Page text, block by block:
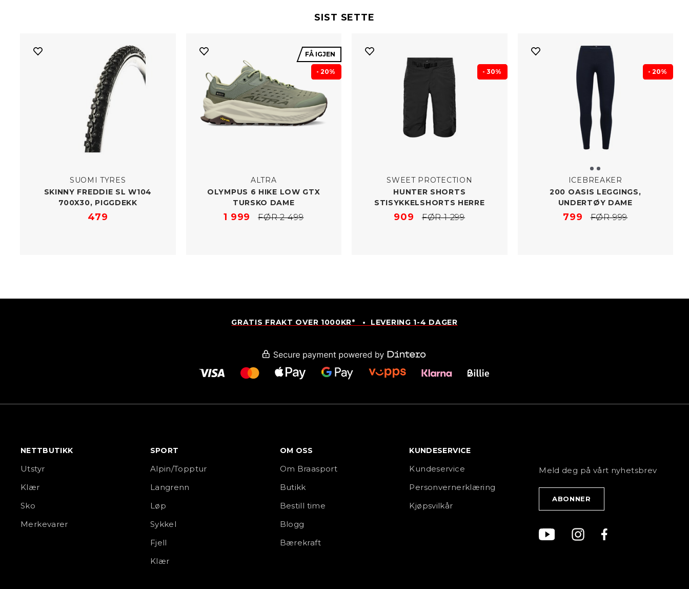
SIST SETTE
SUOMI TYRES
SKINNY FREDDIE SL W104
700X30, PIGGDEKK
479
FÅ IGJEN
- 20%
ALTRA
OLYMPUS 6 HIKE LOW GTX
TURSKO DAME
1 999 FØR 2 499
- 30%
SWEET PROTECTION
HUNTER SHORTS
STISYKKELSHORTS HERRE
909 FØR 1 299
- 20%
ICEBREAKER
200 OASIS LEGGINGS,
UNDERTØY DAME
799 FØR 999
GRATIS FRAKT OVER 1000KR* • LEVERING 1-4 DAGER
NETTBUTIKK
Utstyr
Klær
Sko
Merkevarer
SPORT
Alpin/Topptur
Langrenn
Løp
Sykkel
Fjell
Klær
OM OSS
Om Braasport
Butikk
Bestill time
Blogg
Bærekraft
KUNDESERVICE
Kundeservice
Personvernerklæring
Kjøpsvilkår
Meld deg på vårt nyhetsbrev